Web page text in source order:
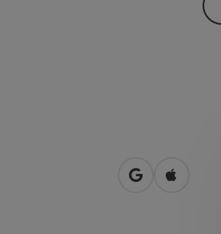
in Googlein Apple